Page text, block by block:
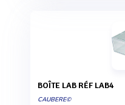
BOÎTE LAB RÉF LAB4
CAUBERE©